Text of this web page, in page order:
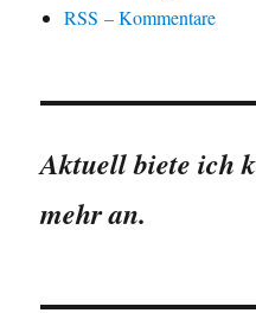
RSS – Kommentare
Aktuell biete ich
mehr an.